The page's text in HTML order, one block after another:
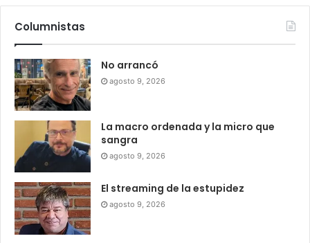
Columnistas
No arrancó
agosto 9, 2026
La macro ordenada y la micro que
sangra
agosto 9, 2026
El streaming de la estupidez
agosto 9, 2026